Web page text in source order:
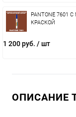
PANTONE
КРАСКОЙ
1 200 руб. / шт
ОПИСАНИЕ